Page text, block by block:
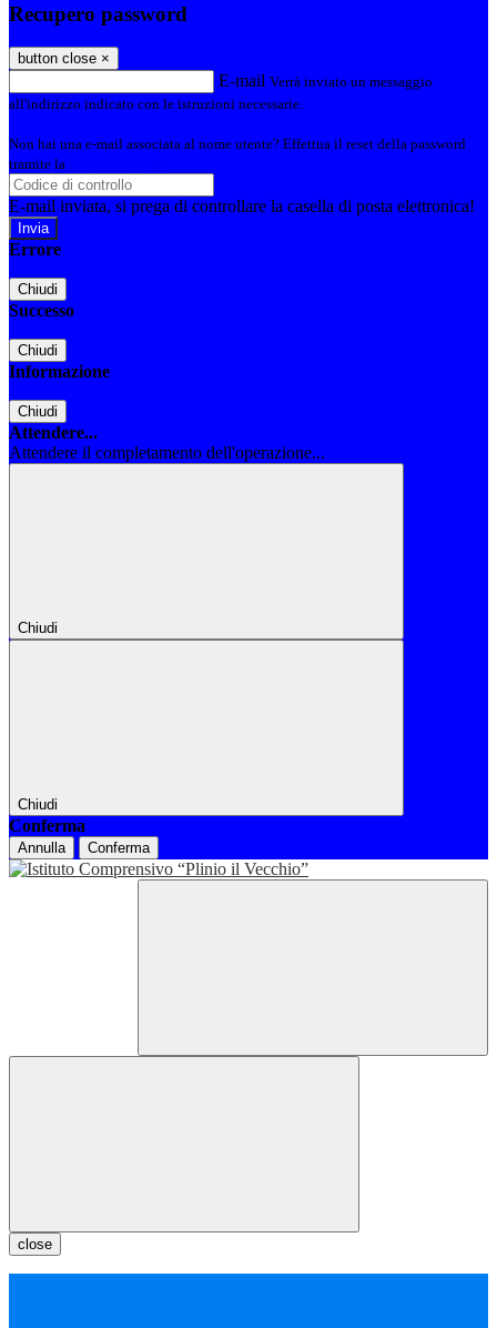
Recupero password
button close ×
E-mail Verrà inviato un messaggio
all'indirizzo indicato con le istruzioni necessarie.
Non hai una e-mail associata al nome utente? Effettua il reset della password
tramite la
E-mail inviata, si prega di controllare la casella di posta elettronica!
Errore
Chiudi
Successo
Chiudi
Informazione
Chiudi
Attendere...
Attendere il completamento dell'operazione...
Chiudi
Chiudi
Conferma
Annulla Conferma
close